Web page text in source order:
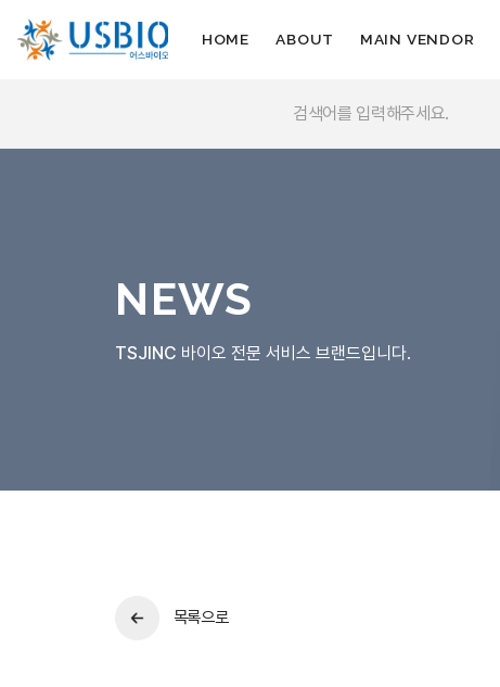
HOME ABOUT MAIN VENDOR
NEWS
TSJINC 바이오 전문 서비스 브랜드입니다.
목록으로